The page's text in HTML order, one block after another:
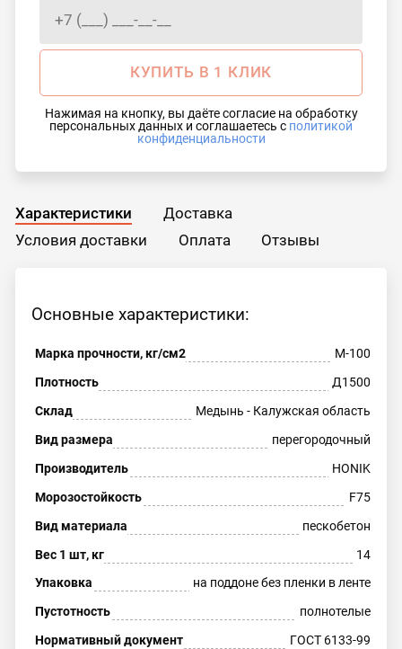
КУПИТЬ В 1 КЛИК
Нажимая на кнопку, вы даёте согласие на обработку
персональных данных и соглашаетесь с политикой
конфиденциальности
Характеристики
Доставка
Условия доставки
Оплата Отзывы
Основные характеристики:
Марка прочности, кг/см2
М-100
Плотность
Д1500
Склад
Медынь - Калужская область
Вид размера
перегородочный
Производитель
HONIK
Морозостойкость
F75
Вид материала
пескобетон
Вес 1 шт, кг
14
Упаковка
на поддоне без пленки в ленте
Пустотность
полнотелые
Нормативный документ
ГОСТ 6133-99